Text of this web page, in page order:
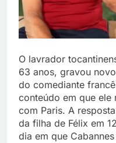
O lavrador
63 anos, gravou
do comediante
conteúdo em que ele
com Paris. A
da filha de Félix em
dia em que